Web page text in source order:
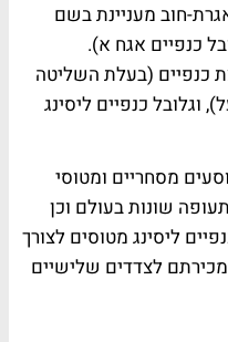
חוב מעניינת בשם
כנפיים אגח א).
כנפיים (בעלת השליטה
כנפיים ליסינג
מסחריים ומטוסי
שונות בעולם וכן
ליסינג מטוסים לצורך
לצדדים שלישיים